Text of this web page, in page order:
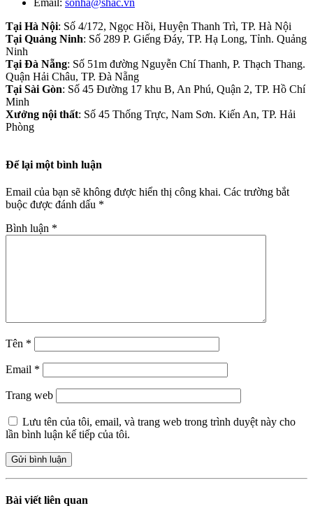
Tại Hà Nội: Số 4/172, Ngọc Hồi, Huyện Thanh Trì, TP. Hà Nội
Tại Quảng Ninh: Số 289 P. Giếng Đáy, TP. Hạ Long, Tỉnh. Quảng
Ninh
Tại Đà Nẵng: Số 51m đường Nguyễn Chí Thanh, P. Thạch Thang.
Quận Hải Châu, TP. Đà Nẵng
Tại Sài Gòn: Số 45 Đường 17 khu B, An Phú, Quận 2, TP. Hồ Chí
Minh
Xưởng nội thất: Số 45 Thống Trực, Nam Sơn. Kiến An, TP. Hải
Phòng
Để lại một bình luận
Email của bạn sẽ không được hiển thị công khai. Các trường bắt
buộc được đánh dấu *
Bình luận *
Tên *
Email *
Trang web
Lưu tên của tôi, email, và trang web trong trình duyệt này cho
lần bình luận kế tiếp của tôi.
Bài viết liên quan